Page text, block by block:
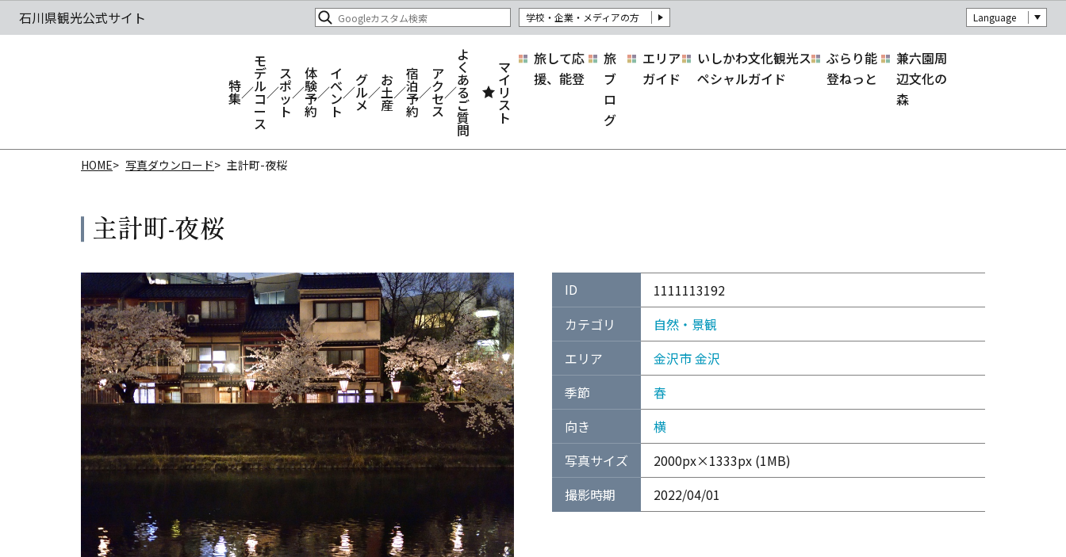
学校・企業・メディアの方 Language
特
集
モ
デ
ル
コ
ー
ス
ス
ポ
ッ
ト
体
験
予
約
イ
ベ
ン
ト
グ
ル
メ
お
土
産
宿
泊
予
約
ア
ク
セ
ス
よ
く
あ
る
ご
質
問
マ
イ
リ
ス
ト
旅して応
援、能登
旅
ブ
ロ
グ
エリア
ガイド
いしかわ文化観光ス
ペシャルガイド
ぶらり能
登ねっと
兼六園周
辺文化の
森
HOME 写真ダウンロード 主計町-夜桜
主計町-夜桜
ID
1111113192
カテゴリ
自然・景観
エリア
金沢市金沢
季節
春
向き
横
写真サイズ
2000px×1333px (1MB)
撮影時期
2022/04/01